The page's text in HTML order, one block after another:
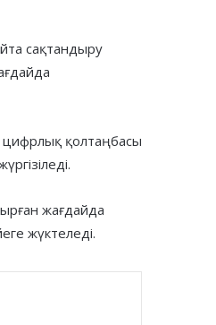
сақтандыру
цифрлық қолтаңбасы
жағдайда
жүктеледі.